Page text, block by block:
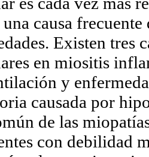
causa
Existen tres
en miositis
y
causada por
de las
con debilidad